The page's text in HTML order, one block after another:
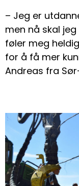
– Jeg er
men nå skal
føler meg
for å få mer
Andreas fra